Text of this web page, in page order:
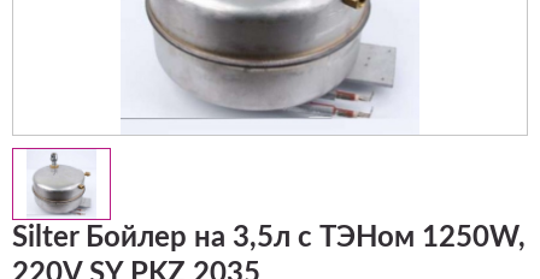
Silter Бойлер на 3,5л с ТЭНом 1250W,